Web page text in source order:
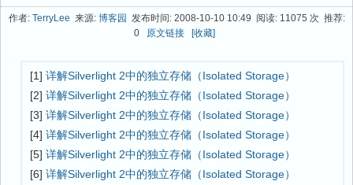
作者: TerryLee 来源: 博客园 发布时间: 2008-10-10 10:49 阅读: 11075 次 推荐:
0
原文链接 [收藏]
[1] 详解Silverlight 2中的独立存储（Isolated Storage）
[2] 详解Silverlight 2中的独立存储（Isolated Storage）
[3] 详解Silverlight 2中的独立存储（Isolated Storage）
[4] 详解Silverlight 2中的独立存储（Isolated Storage）
[5] 详解Silverlight 2中的独立存储（Isolated Storage）
[6] 详解Silverlight 2中的独立存储（Isolated Storage）